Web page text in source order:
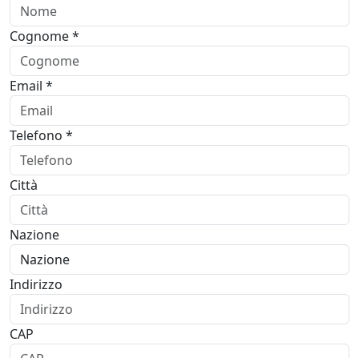
Cognome *
Email *
Telefono *
Città
Nazione
Indirizzo
CAP